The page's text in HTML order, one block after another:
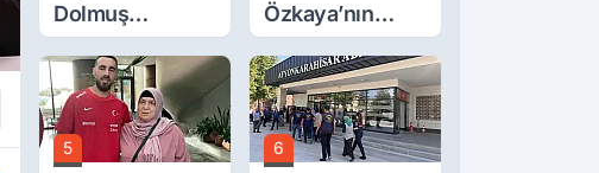
Dolmuş
Ücretlerine
Yüzde 40 Zam
Talebi
Özkaya’nın
Oğluna İftira
Atıldı
5 6